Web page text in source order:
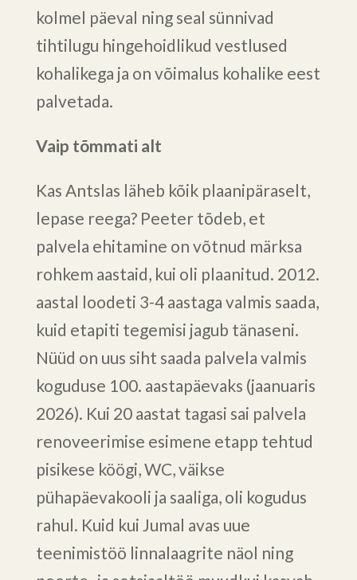
kolmel päeval ning seal sünnivad
tihtilugu hingehoidlikud vestlused
kohalikega ja on võimalus kohalike eest
palvetada.
Vaip tõmmati alt
Kas Antslas läheb kõik plaanipäraselt,
lepase reega? Peeter tõdeb, et
palvela ehitamine on võtnud märksa
rohkem aastaid, kui oli plaanitud. 2012.
aastal loodeti 3-4 aastaga valmis saada,
kuid etapiti tegemisi jagub tänaseni.
Nüüd on uus siht saada palvela valmis
koguduse 100. aastapäevaks (jaanuaris
2026). Kui 20 aastat tagasi sai palvela
renoveerimise esimene etapp tehtud
pisikese köögi, WC, väikse
pühapäevakooli ja saaliga, oli kogudus
rahul. Kuid kui Jumal avas uue
teenimistöö linnalaagrite näol ning